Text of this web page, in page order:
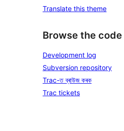
Translate this theme
Browse the code
Development log
Subversion repository
Trac-ত ব্ৰাউজ কৰক
Trac tickets